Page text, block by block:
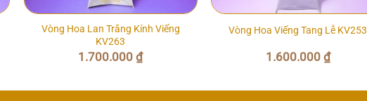
Vòng Hoa Lan Trắng Kính Viếng
KV263
1.700.000₫
Vòng Hoa Viếng Tang Lễ KV253
1.600.000 ₫